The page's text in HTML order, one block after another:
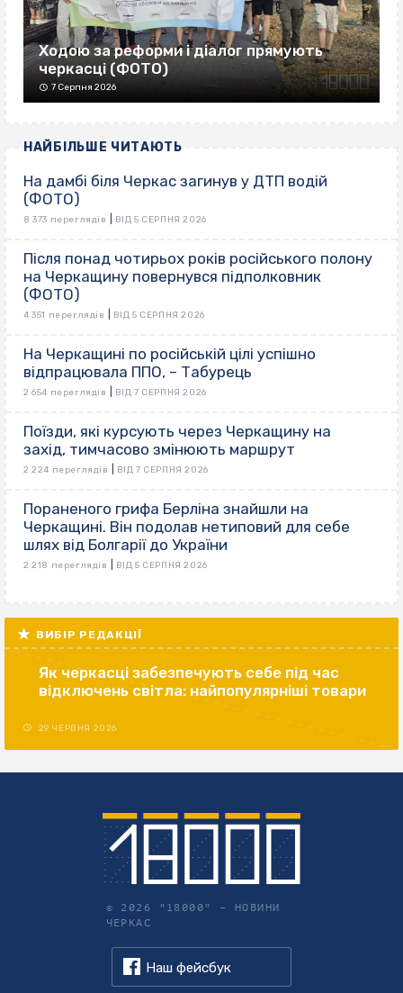
Ходою за реформи і діалог прямують
черкасці (ФОТО)
7 Серпня 2026
НАЙБІЛЬШЕ ЧИТАЮТЬ
На дамбі біля Черкас загинув у ДТП водій
(ФОТО)
8 373 переглядів ВІД 5 СЕРПНЯ 2026
Після понад чотирьох років російського полону
на Черкащину повернувся підполковник
(ФОТО)
4 351 переглядів ВІД 5 СЕРПНЯ 2026
На Черкащині по російській цілі успішно
відпрацювала ППО, – Табурець
2 654 переглядів ВІД 7 СЕРПНЯ 2026
Поїзди, які курсують через Черкащину на
захід, тимчасово змінюють маршрут
2 224 переглядів ВІД 7 СЕРПНЯ 2026
Пораненого грифа Берліна знайшли на
Черкащині. Він подолав нетиповий для себе
шлях від Болгарії до України
2 218 переглядів ВІД 5 СЕРПНЯ 2026
ВИБІР РЕДАКЦІЇ
Як черкасці забезпечують себе під час
відключень світла: найпопулярніші товари
29 ЧЕРВНЯ 2026
© 2026 "18000" – НОВИНИ
ЧЕРКАС
Наш фейсбук